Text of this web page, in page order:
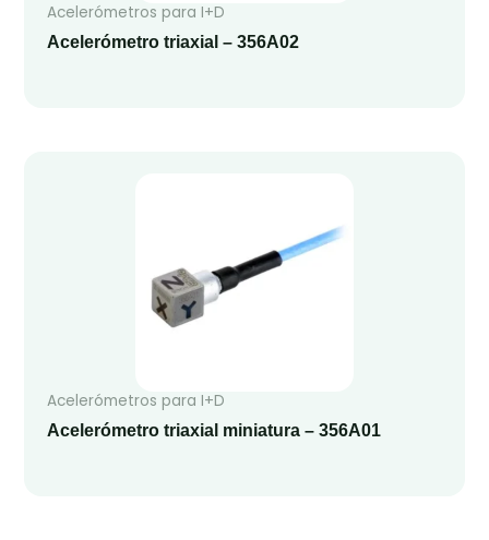
Acelerómetros para I+D
Acelerómetro triaxial – 356A02
Acelerómetros para I+D
Acelerómetro triaxial miniatura – 356A01